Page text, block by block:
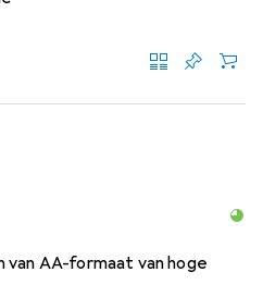
AA-formaat van hoge